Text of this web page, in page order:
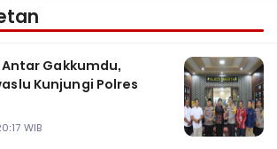
Gakkumdu,
Kunjungi Polres
WIB